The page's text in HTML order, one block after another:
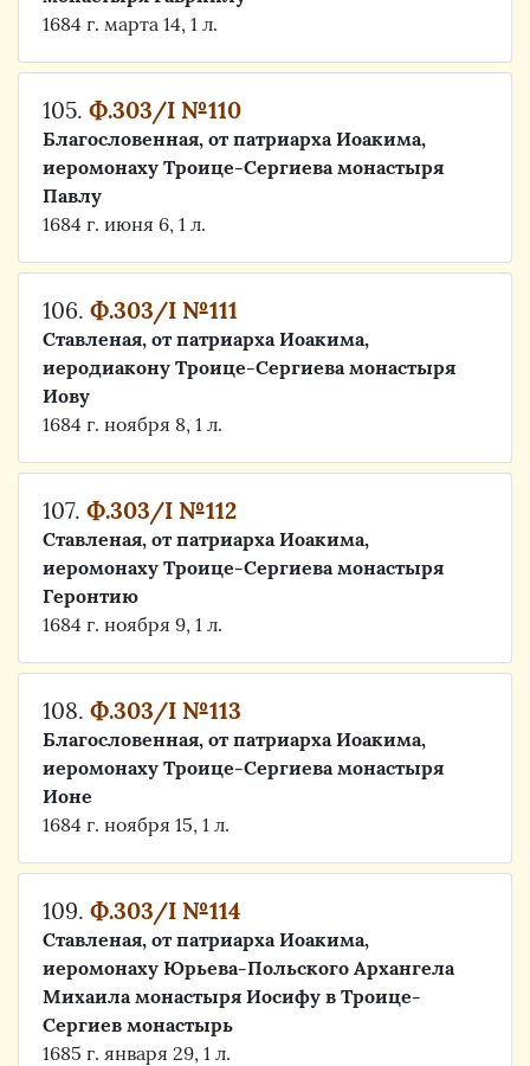
1684 г. марта 14, 1 л.
105. Ф.303/I №110
Благословенная, от патриарха Иоакима,
иеромонаху Троице-Сергиева монастыря
Павлу
1684 г. июня 6, 1 л.
106. Ф.303/I №111
Ставленая, от патриарха Иоакима,
иеродиакону Троице-Сергиева монастыря
Иову
1684 г. ноября 8, 1 л.
107. Ф.303/I №112
Ставленая, от патриарха Иоакима,
иеромонаху Троице-Сергиева монастыря
Геронтию
1684 г. ноября 9, 1 л.
108. Ф.303/I №113
Благословенная, от патриарха Иоакима,
иеромонаху Троице-Сергиева монастыря
Ионе
1684 г. ноября 15, 1 л.
109. Ф.303/I №114
Ставленая, от патриарха Иоакима,
иеромонаху Юрьева-Польского Архангела
Михаила монастыря Иосифу в Троице-
Сергиев монастырь
1685 г. января 29, 1 л.